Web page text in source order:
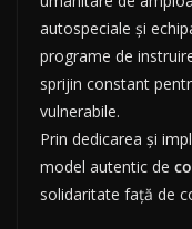
autospeciale și
programe de
sprijin constant
vulnerabile.
Prin dedicarea și
model autentic de
solidaritate față de